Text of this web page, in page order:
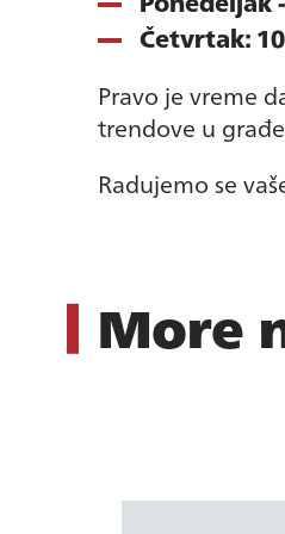
Četvrtak:
Pravo je vreme
trendove u
Radujemo se
More